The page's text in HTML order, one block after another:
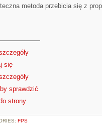
metoda przebicia się z
się
sprawdzić
strony
FPS